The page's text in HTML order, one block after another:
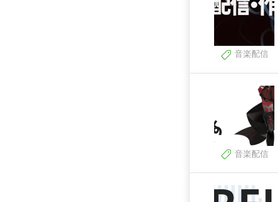
音楽配信
音楽配信